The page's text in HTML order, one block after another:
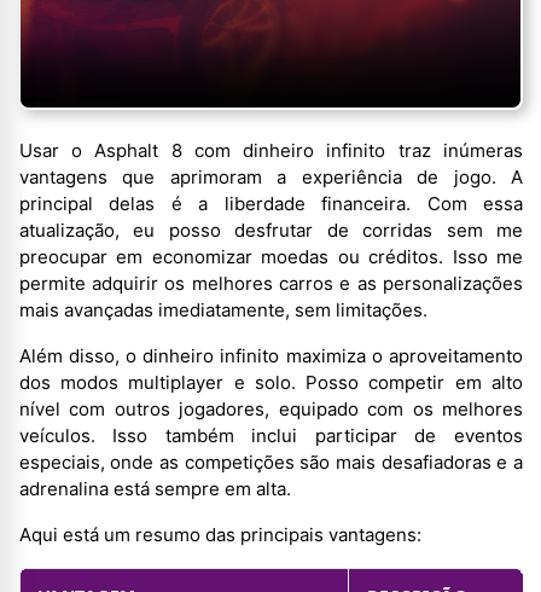
Usar o Asphalt 8 com dinheiro infinito traz inúmeras
vantagens que aprimoram a experiência de jogo. A
principal delas é a liberdade financeira. Com essa
atualização, eu posso desfrutar de corridas sem me
preocupar em economizar moedas ou créditos. Isso me
permite adquirir os melhores carros e as personalizações
mais avançadas imediatamente, sem limitações.
Além disso, o dinheiro infinito maximiza o aproveitamento
dos modos multiplayer e solo. Posso competir em alto
nível com outros jogadores, equipado com os melhores
veículos. Isso também inclui participar de eventos
especiais, onde as competições são mais desafiadoras e a
adrenalina está sempre em alta.
Aqui está um resumo das principais vantagens: